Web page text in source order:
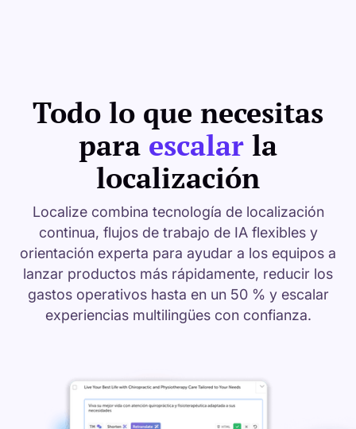
Todo lo que necesitas
para escalar la
localización
Localize combina tecnología de localización
continua, flujos de trabajo de IA flexibles y
orientación experta para ayudar a los equipos a
lanzar productos más rápidamente, reducir los
gastos operativos hasta en un 50 % y escalar
experiencias multilingües con confianza.